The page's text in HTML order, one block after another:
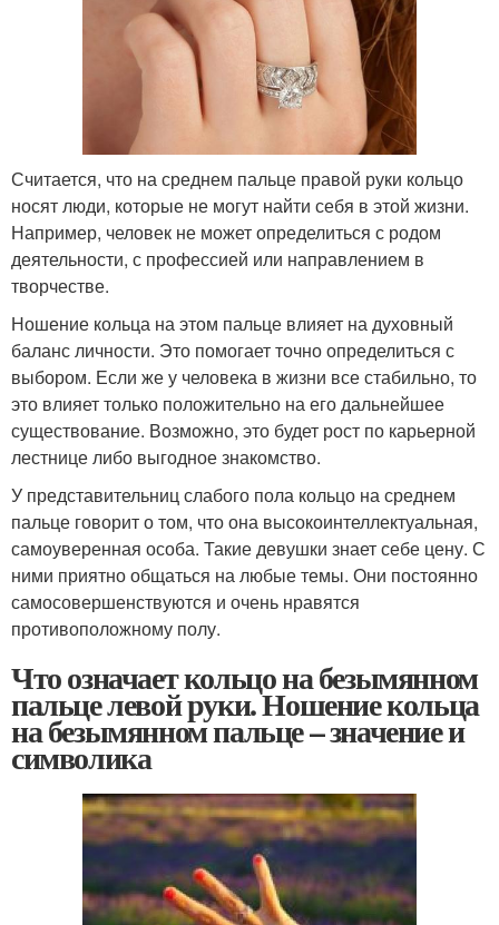
Считается, что на среднем пальце правой руки кольцо
носят люди, которые не могут найти себя в этой жизни.
Например, человек не может определиться с родом
деятельности, с профессией или направлением в
творчестве.
Ношение кольца на этом пальце влияет на духовный
баланс личности. Это помогает точно определиться с
выбором. Если же у человека в жизни все стабильно, то
это влияет только положительно на его дальнейшее
существование. Возможно, это будет рост по карьерной
лестнице либо выгодное знакомство.
У представительниц слабого пола кольцо на среднем
пальце говорит о том, что она высокоинтеллектуальная,
самоуверенная особа. Такие девушки знает себе цену. С
ними приятно общаться на любые темы. Они постоянно
самосовершенствуются и очень нравятся
противоположному полу.
Что означает кольцо на безымянном
пальце левой руки. Ношение кольца
на безымянном пальце – значение и
символика